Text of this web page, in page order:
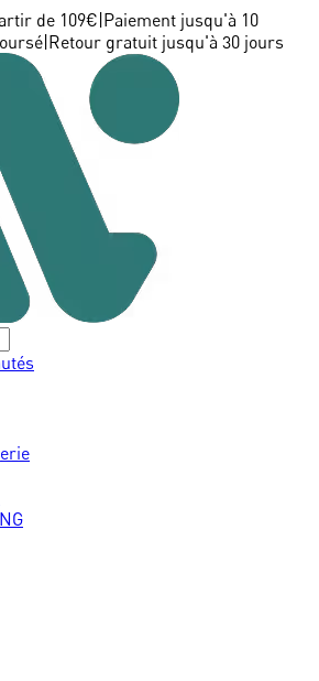
de 109€ Paiement jusqu'à 10
Retour gratuit jusqu'à 30 jours